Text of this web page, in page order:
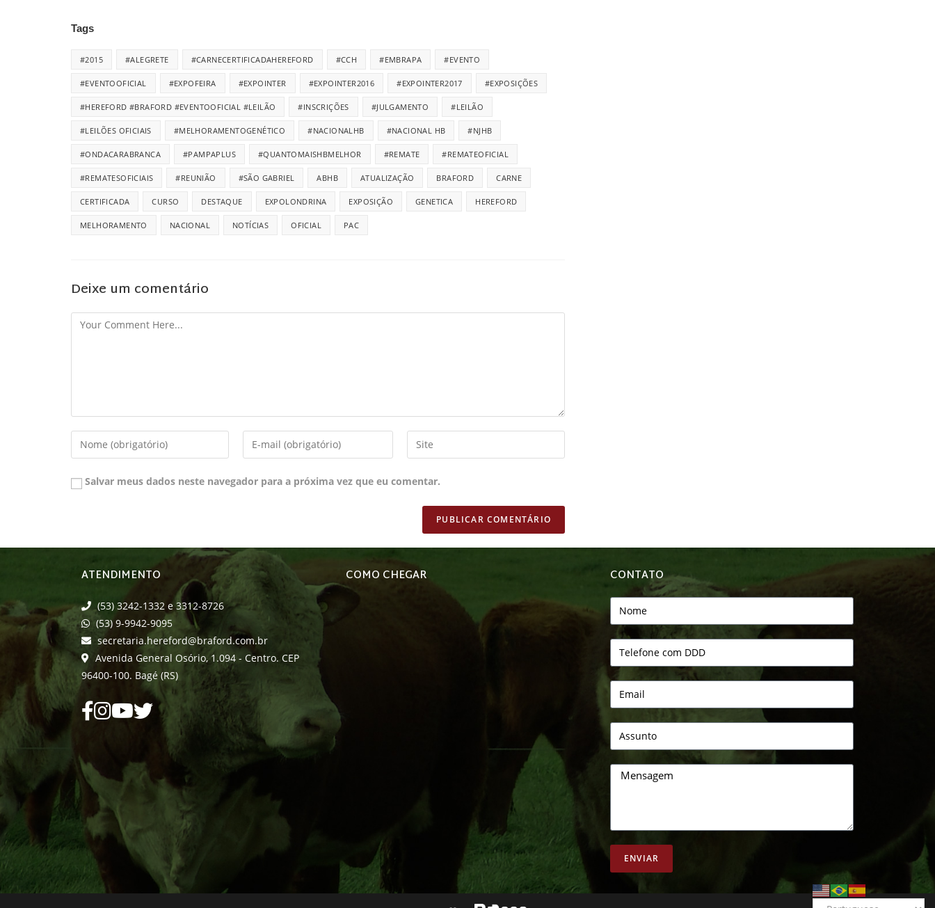
Tags
#2015 #ALEGRETE #CARNECERTIFICADAHEREFORD #CCH #EMBRAPA #EVENTO
#EVENTOOFICIAL #EXPOFEIRA #EXPOINTER #EXPOINTER2016 #EXPOINTER2017 #EXPOSIÇÕES
#HEREFORD #BRAFORD #EVENTOOFICIAL #LEILÃO #INSCRIÇÕES #JULGAMENTO #LEILÃO
#LEILÕES OFICIAIS #MELHORAMENTOGENÉTICO #NACIONALHB #NACIONAL HB #NJHB
#ONDACARABRANCA #PAMPAPLUS #QUANTOMAISHBMELHOR #REMATE #REMATEOFICIAL
#REMATESOFICIAIS #REUNIÃO #SÃO GABRIEL ABHB ATUALIZAÇÃO BRAFORD CARNE
CERTIFICADA CURSO DESTAQUE EXPOLONDRINA EXPOSIÇÃO GENETICA HEREFORD
MELHORAMENTO NACIONAL NOTÍCIAS OFICIAL PAC
Deixe um comentário
Salvar meus dados neste navegador para a próxima vez que eu comentar.
ATENDIMENTO
(53) 3242-1332 e 3312-8726
(53) 9-9942-9095
secretaria.hereford@braford.com.br
Avenida General Osório, 1.094 - Centro. CEP
96400-100. Bagé (RS)
COMO CHEGAR CONTATO
ENVIAR